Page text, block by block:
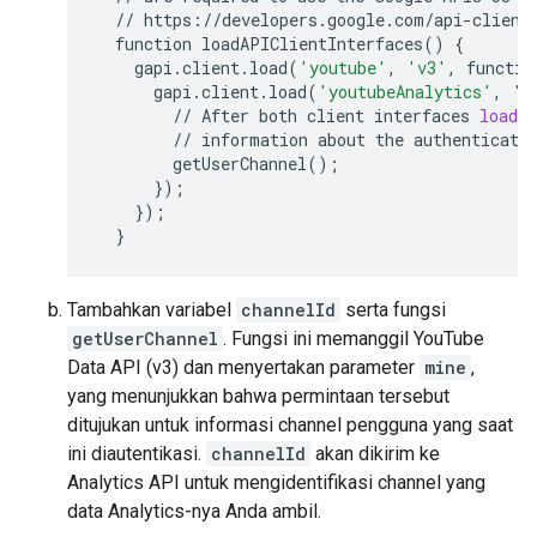
// https : //developers .google.com/api-client
function loadAPIClientInterfaces()
{
gapi .client. load( 'youtube' , 'v3' ,
gapi .client. load( 'youtubeAnalytics' ,
// After both client interfaces load
// information about the authenticated
getUserChannel();
});
});
}
Tambahkan variabel channelId serta fungsi
getUserChannel . Fungsi ini memanggil YouTube
Data API (v3) dan menyertakan parameter mine ,
yang menunjukkan bahwa permintaan tersebut
ditujukan untuk informasi channel pengguna yang saat
ini diautentikasi. channelId akan dikirim ke
Analytics API untuk mengidentifikasi channel yang
data Analytics-nya Anda ambil.